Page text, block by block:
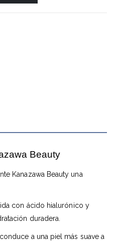
Beauty
Kanazawa Beauty una
con ácido hialurónico y
duradera.
a una piel más suave a